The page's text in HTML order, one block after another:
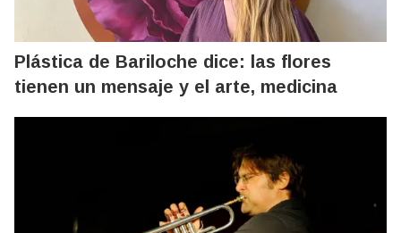
Plástica de Bariloche dice: las flores
tienen un mensaje y el arte, medicina